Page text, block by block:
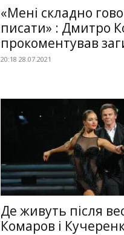
«Мені складно
писати» : Дмитро
прокоментував
20:18 28.07.2021
Де живуть після
Комаров і